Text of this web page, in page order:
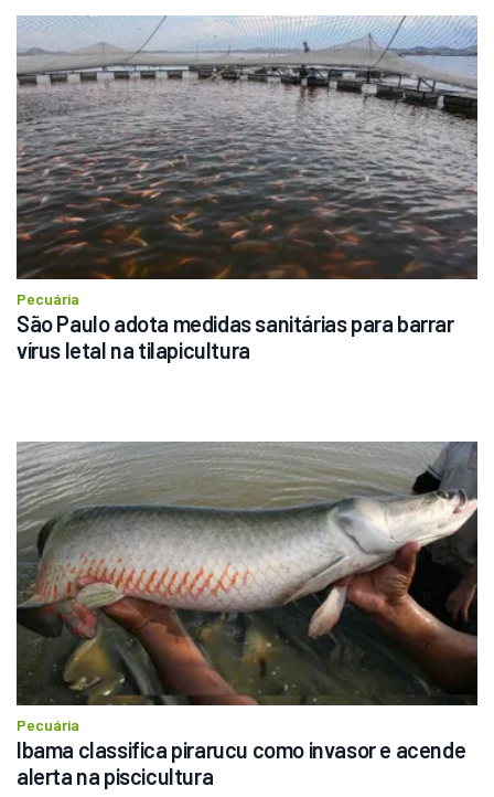
Pecuária
São Paulo adota medidas sanitárias para barrar
vírus letal na tilapicultura
Pecuária
Ibama classifica pirarucu como invasor e acende
alerta na piscicultura